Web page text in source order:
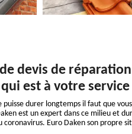
devis de
est à votre
durer longtemps il faut que
est un expert dans ce milieu et
coronavirus. Euro Daken son propre